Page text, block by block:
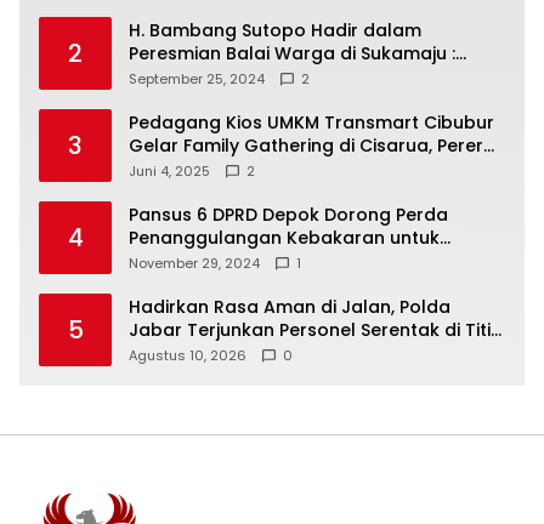
2
H. Bambang Sutopo Hadir dalam
Peresmian Balai Warga di Sukamaju :
Wadah Baru untuk Kolaborasi dan
September 25, 2024 2
3
Pedagang Kios UMKM Transmart Cibubur
Gelar Family Gathering di Cisarua, Pererat
Silaturahmi dan Kekompakan
Juni 4, 2025 2
4
Pansus 6 DPRD Depok Dorong Perda
Penanggulangan Kebakaran untuk
Keselamatan Warga
November 29, 2024 1
5
Hadirkan Rasa Aman di Jalan, Polda
Jabar Terjunkan Personel Serentak di Titik
Titik Rawan
Agustus 10, 2026 0